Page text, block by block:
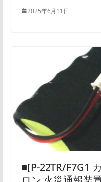
2025年6月11日
■[P-22TR/F7G1